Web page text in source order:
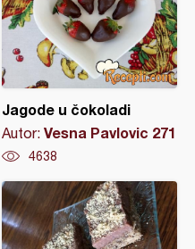
Jagode u čokoladi
Autor: Vesna Pavlovic 271
4638